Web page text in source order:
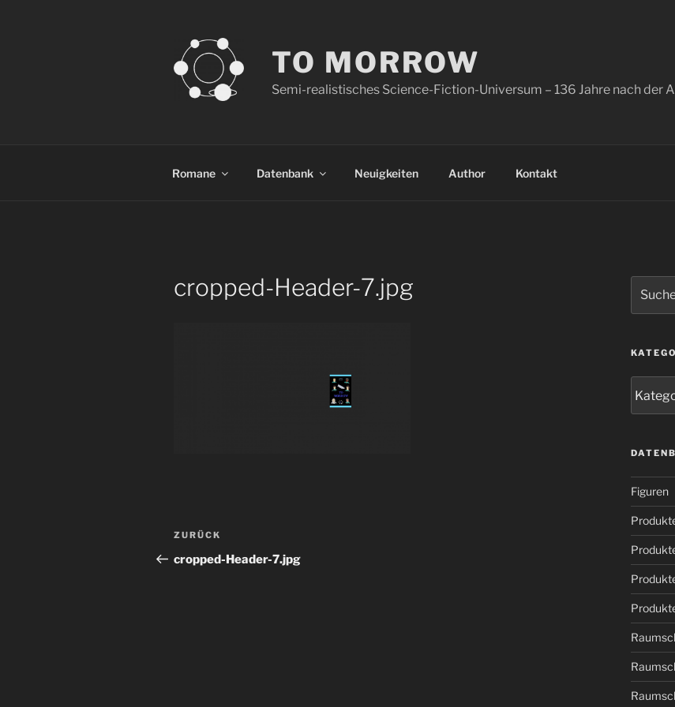
TO MORROW
Semi-realistisches Science-Fiction-Universum – 136 Jahre nach der
Romane Datenbank Neuigkeiten Author Kontakt
cropped-Header-7.jpg
Beitragsnavigation
Vorheriger
Beitrag
ZURÜCK
cropped-Header-7.jpg
nach:
Figuren